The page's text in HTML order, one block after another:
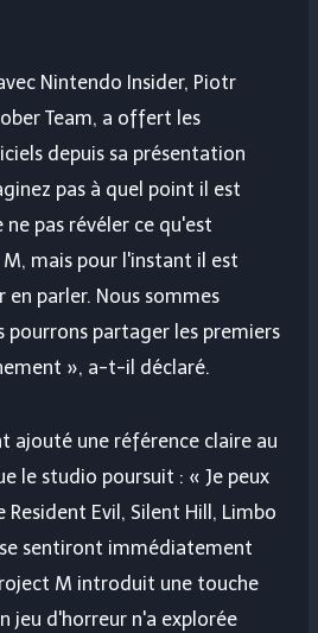
Nintendo Insider, Piotr
Team, a offert les
depuis sa présentation
pas à quel point il est
pas révéler ce qu'est
mais pour l'instant il est
parler. Nous sommes
pourrons partager les premiers
», a-t-il déclaré.
ajouté une référence claire au
le studio poursuit : « Je peux
Resident Evil, Silent Hill, Limbo
sentiront immédiatement
M introduit une touche
jeu d'horreur n'a explorée